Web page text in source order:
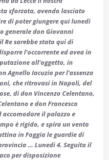
sforzata, avendo lasciato
di poter giungere qui lunedì
generale don Giovanni
Re sarebbe stato qui di
l’occorrente ed avea in
all’oggetto, in
Agnello Iacuzio per l’assenza
che ritrovasi in Napoli, del
di don Vincenzo Celentano,
e don Francesco
accomodare il palazzo e
è rigido, e spira un vento
in Foggia le guardie di
… Lunedì 4. Seguita il
per disposizione